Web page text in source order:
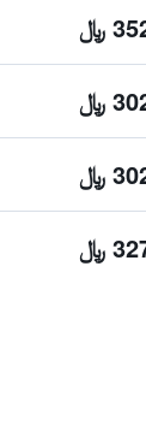
﷼
﷼
﷼
﷼